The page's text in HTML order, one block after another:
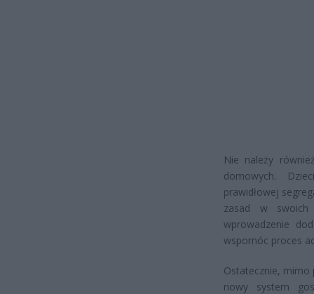
Nie należy
domowych.
prawidłowej
zasad w swoich
wprowadzenie
wspomóc proces
Ostatecznie, mimo
nowy system